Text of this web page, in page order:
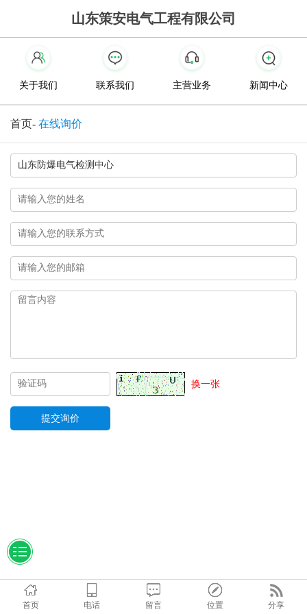
山东策安电气工程有限公司
关于我们 联系我们 主营业务 新闻中心
首页- 在线询价
换一张
首页 电话 留言 位置 分享